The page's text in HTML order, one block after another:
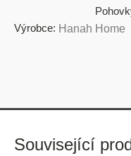
Výrobce: Hanah Home
Související